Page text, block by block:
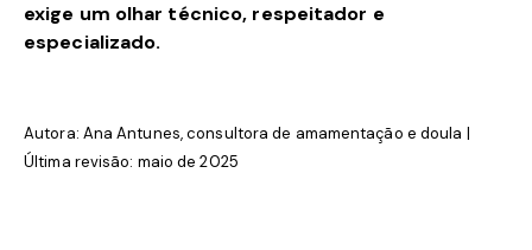
exige um olhar técnico, respeitador e
especializado.
Autora: Ana Antunes, consultora de amamentação e doula |
Última revisão: maio de 2025